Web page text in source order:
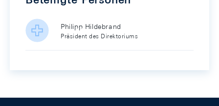
Philipp Hildebrand
Präsident des Direktoriums